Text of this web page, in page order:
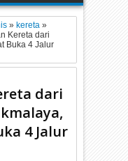
» kereta »
Kereta dari
Buka 4 Jalur
dari
4 Jalur